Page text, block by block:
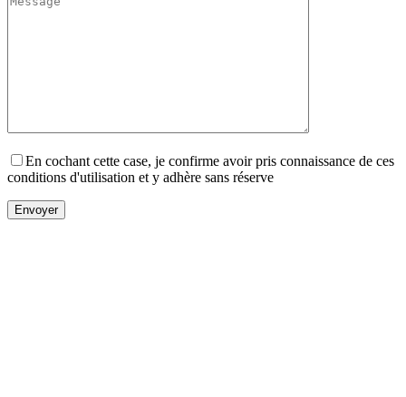
En cochant cette case, je confirme avoir pris connaissance de ces
conditions d'utilisation et y adhère sans réserve